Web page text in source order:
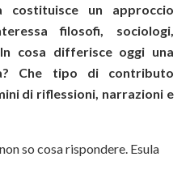
costituisce un approccio
filosofi, sociologi,
cosa differisce oggi una
Che tipo di contributo
di riflessioni, narrazioni e
so cosa rispondere. Esula